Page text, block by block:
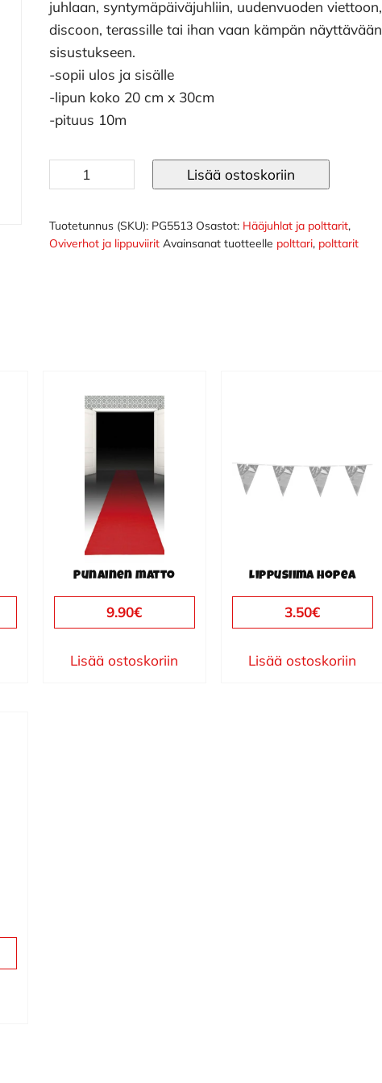
juhlaan, syntymäpäiväjuhliin, uudenvuoden viettoon,
discoon, terassille tai ihan vaan kämpän näyttävään
sisustukseen.
-sopii ulos ja sisälle
-lipun koko 20 cm x 30cm
-pituus 10m
Lippusiima
kulta
Lisää ostoskoriin
Tuotetunnus (SKU): PG5513 Osastot: Hääjuhlat ja polttarit,
Oviverhot ja lippuviirit Avainsanat tuotteelle polttari, polttarit
Punainen matto
9.90€
Lisää ostoskoriin
Lippusiima hopea
3.50€
Lisää ostoskoriin